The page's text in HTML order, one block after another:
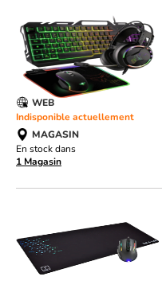
WEB
Indisponible actuellement
MAGASIN
En stock dans
1 Magasin